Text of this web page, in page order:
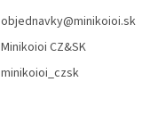
objednavky@minikoioi.sk
Minikoioi CZ&SK
minikoioi_czsk